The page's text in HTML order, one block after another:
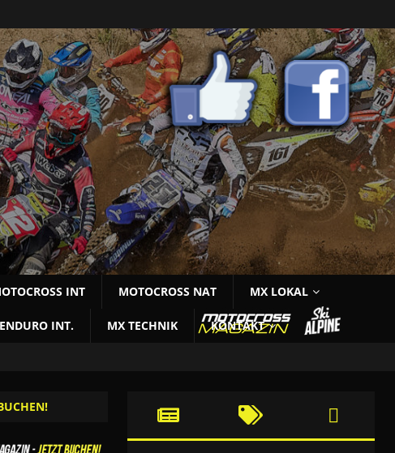
INT MOTOCROSS NAT MX LOKAL
ENDURO INT. MX TECHNIK KONTAKT